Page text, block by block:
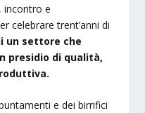
incontro e
celebrare trent’anni di
un settore che
presidio di qualità,
e dei birrifici